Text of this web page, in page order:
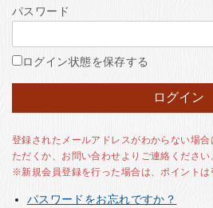
ご利用ガイド
お客様の声
お知らせ
パスワード
ログイン状態を保存する
登録されたメールアドレスがわからない場
ただくか、お問い合わせよりご連絡ください
※新規会員登録を行った場合は、ポイントは
パスワードをお忘れですか？